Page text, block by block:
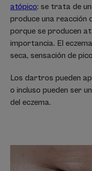
atópico: se trata de
produce una reacción
porque se producen
importancia. El
seca, sensación de
Los dartros pueden
o incluso pueden ser
del eczema.